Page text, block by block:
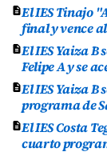
El IES Tinajo
final y vence
El IES Yaiza
Felipe A y se
El IES Yaiza B
programa de
El IES Costa
cuarto